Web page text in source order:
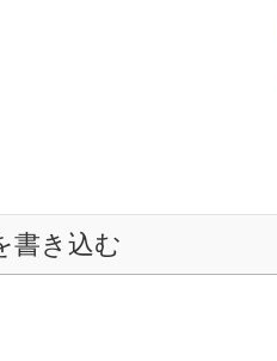
書き込む